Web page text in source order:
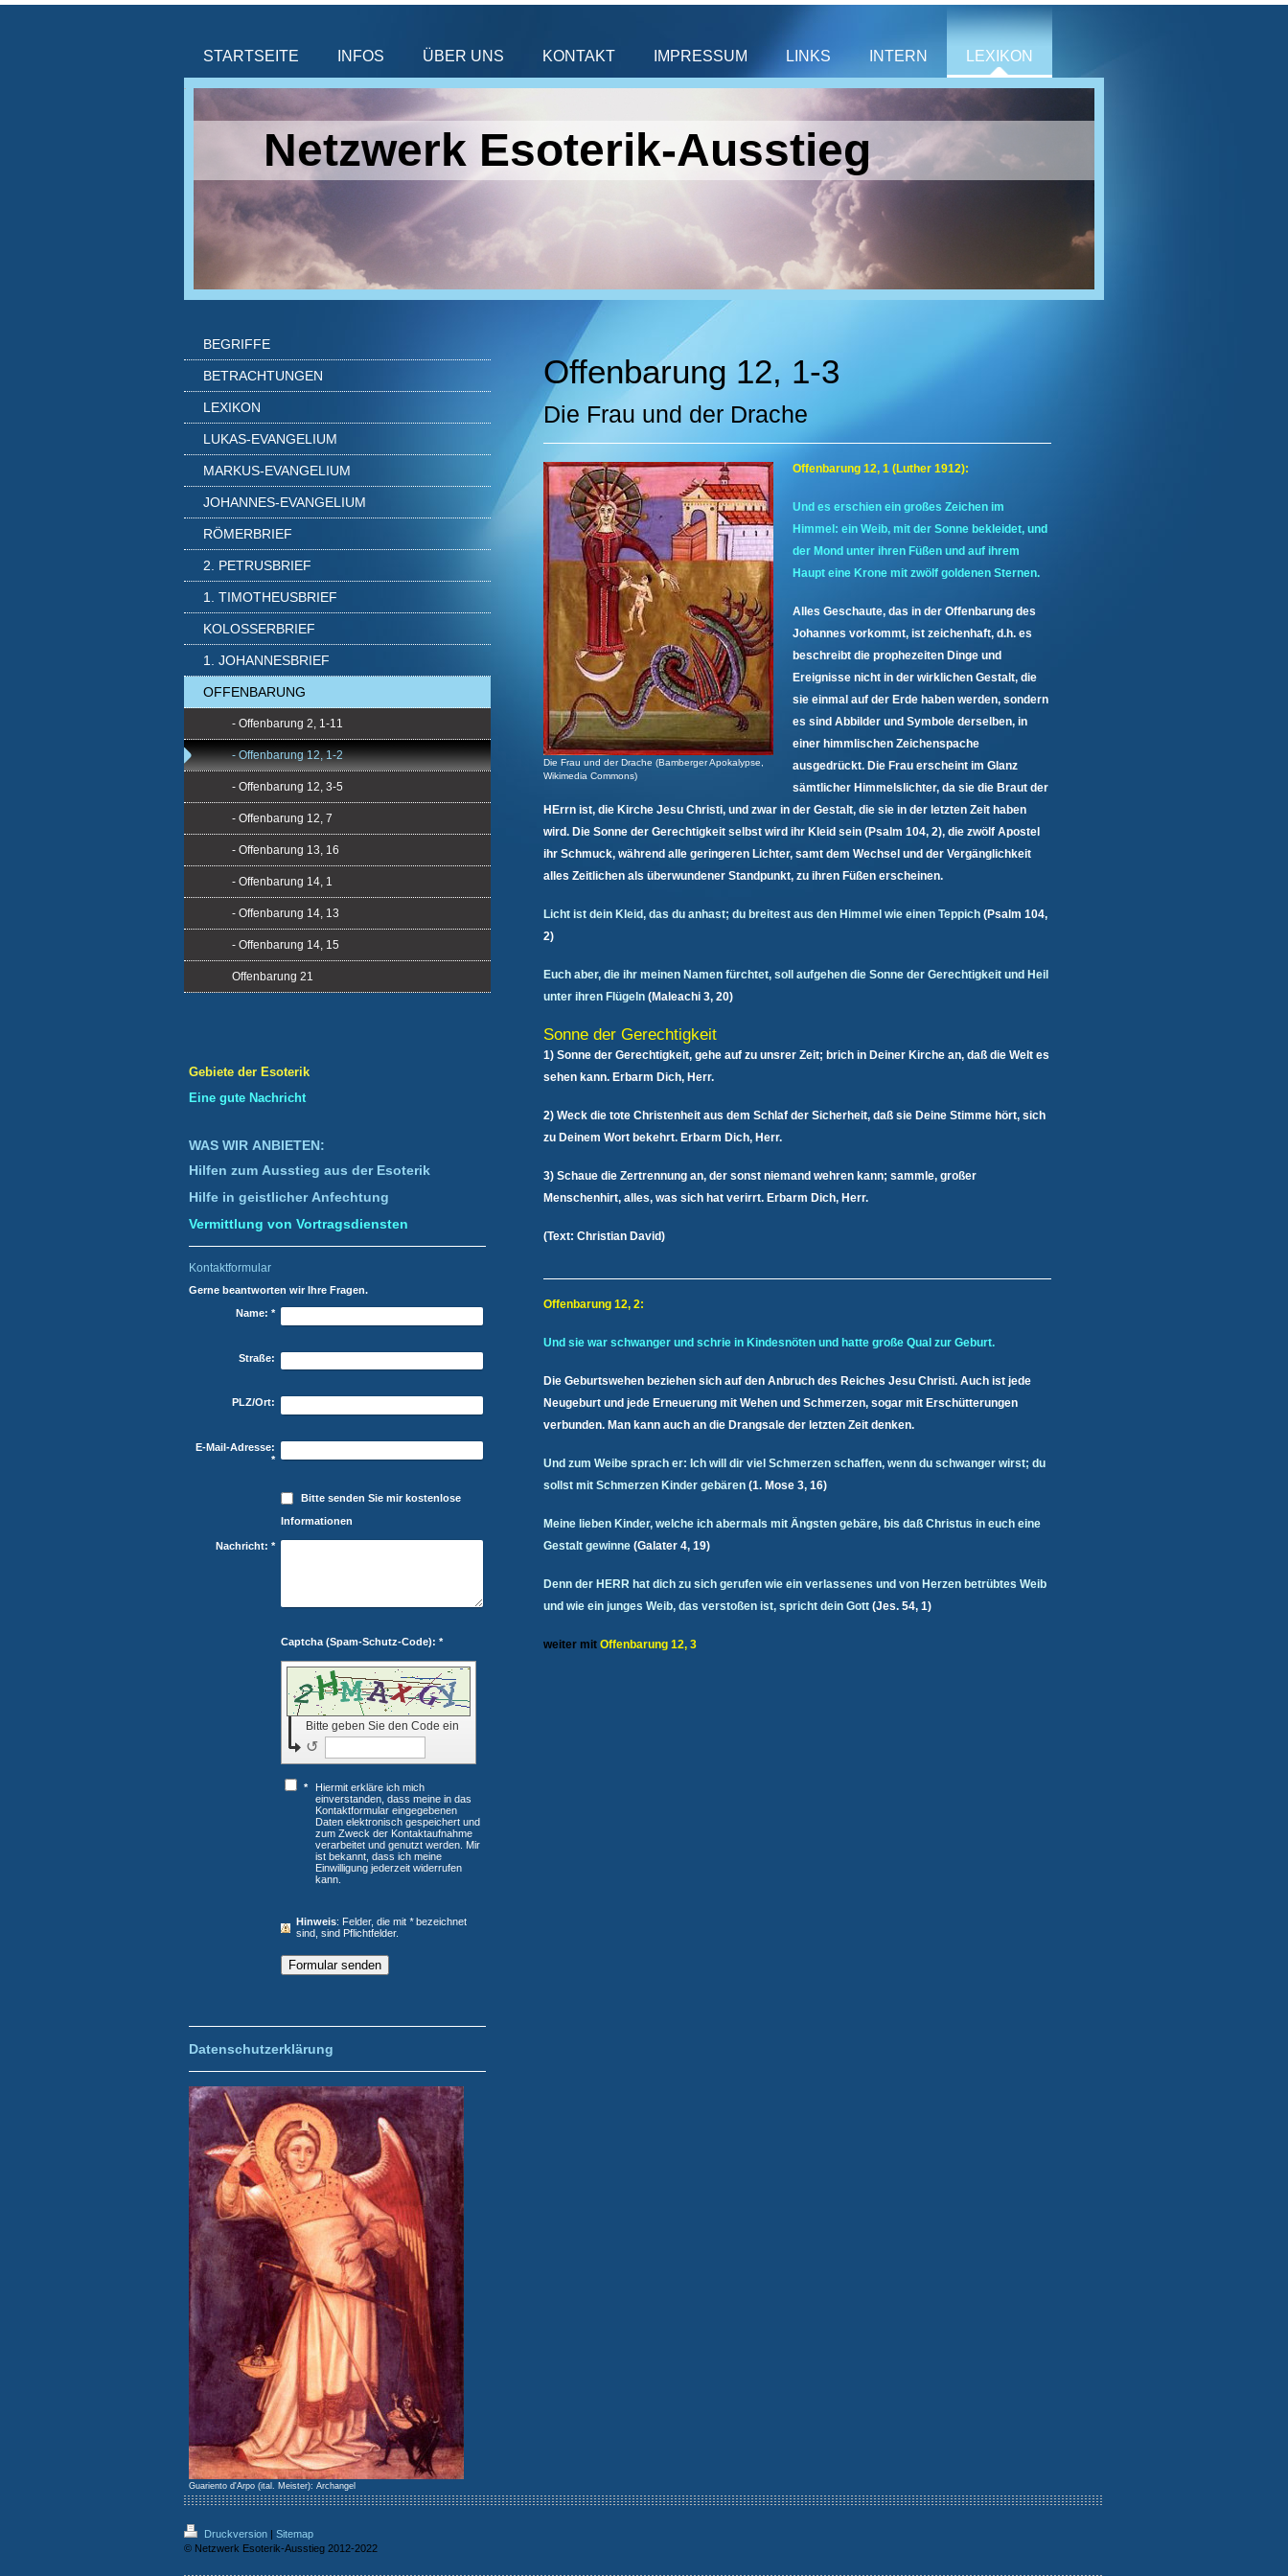
STARTSEITE INFOS ÜBER UNS KONTAKT IMPRESSUM LINKS INTERN LEXIKON
Netzwerk Esoterik-Ausstieg
Offenbarung 12, 1-3
Die Frau und der Drache
Die Frau und der Drache (Bamberger Apokalypse,
Wikimedia Commons)
Offenbarung 12, 1 (Luther 1912):
Und es erschien ein großes Zeichen im
Himmel: ein Weib, mit der Sonne bekleidet, und
der Mond unter ihren Füßen und auf ihrem
Haupt eine Krone mit zwölf goldenen Sternen.
Alles Geschaute, das in der Offenbarung des
Johannes vorkommt, ist zeichenhaft, d.h. es
beschreibt die prophezeiten Dinge und
Ereignisse nicht in der wirklichen Gestalt, die
sie einmal auf der Erde haben werden, sondern
es sind Abbilder und Symbole derselben, in
einer himmlischen Zeichenspache
ausgedrückt. Die Frau erscheint im Glanz
sämtlicher Himmelslichter, da sie die Braut der
HErrn ist, die Kirche Jesu Christi, und zwar in der Gestalt, die sie in der letzten Zeit haben
wird. Die Sonne der Gerechtigkeit selbst wird ihr Kleid sein (Psalm 104, 2), die zwölf Apostel
ihr Schmuck, während alle geringeren Lichter, samt dem Wechsel und der Vergänglichkeit
alles Zeitlichen als überwundener Standpunkt, zu ihren Füßen erscheinen.
Licht ist dein Kleid, das du anhast; du breitest aus den Himmel wie einen Teppich (Psalm 104,
2)
Euch aber, die ihr meinen Namen fürchtet, soll aufgehen die Sonne der Gerechtigkeit und Heil
unter ihren Flügeln (Maleachi 3, 20)
Sonne der Gerechtigkeit
1) Sonne der Gerechtigkeit, gehe auf zu unsrer Zeit; brich in Deiner Kirche an, daß die Welt es
sehen kann. Erbarm Dich, Herr.
2) Weck die tote Christenheit aus dem Schlaf der Sicherheit, daß sie Deine Stimme hört, sich
zu Deinem Wort bekehrt. Erbarm Dich, Herr.
3) Schaue die Zertrennung an, der sonst niemand wehren kann; sammle, großer
Menschenhirt, alles, was sich hat verirrt. Erbarm Dich, Herr.
(Text: Christian David)
Offenbarung 12, 2:
Und sie war schwanger und schrie in Kindesnöten und hatte große Qual zur Geburt.
Die Geburtswehen beziehen sich auf den Anbruch des Reiches Jesu Christi. Auch ist jede
Neugeburt und jede Erneuerung mit Wehen und Schmerzen, sogar mit Erschütterungen
verbunden. Man kann auch an die Drangsale der letzten Zeit denken.
Und zum Weibe sprach er: Ich will dir viel Schmerzen schaffen, wenn du schwanger wirst; du
sollst mit Schmerzen Kinder gebären (1. Mose 3, 16)
Meine lieben Kinder, welche ich abermals mit Ängsten gebäre, bis daß Christus in euch eine
Gestalt gewinne (Galater 4, 19)
Denn der HERR hat dich zu sich gerufen wie ein verlassenes und von Herzen betrübtes Weib
und wie ein junges Weib, das verstoßen ist, spricht dein Gott (Jes. 54, 1)
weiter mit Offenbarung 12, 3
BEGRIFFE
BETRACHTUNGEN
LEXIKON
LUKAS-EVANGELIUM
MARKUS-EVANGELIUM
JOHANNES-EVANGELIUM
RÖMERBRIEF
2. PETRUSBRIEF
1. TIMOTHEUSBRIEF
KOLOSSERBRIEF
1. JOHANNESBRIEF
OFFENBARUNG
- Offenbarung 2, 1-11
- Offenbarung 12, 1-2
- Offenbarung 12, 3-5
- Offenbarung 12, 7
- Offenbarung 13, 16
- Offenbarung 14, 1
- Offenbarung 14, 13
- Offenbarung 14, 15
Offenbarung 21
Gebiete der Esoterik
Eine gute Nachricht
WAS WIR ANBIETEN:
Hilfen zum Ausstieg aus der Esoterik
Hilfe in geistlicher Anfechtung
Vermittlung von Vortragsdiensten
Kontaktformular
Gerne beantworten wir Ihre Fragen.
Name: *
Straße:
PLZ/Ort:
E-Mail-Adresse:
*
Bitte senden Sie mir kostenlose
Informationen
Nachricht: *
Captcha (Spam-Schutz-Code): *
Bitte geben Sie den Code ein
↺
*
Hiermit erkläre ich mich
einverstanden, dass meine in das
Kontaktformular eingegebenen
Daten elektronisch gespeichert und
zum Zweck der Kontaktaufnahme
verarbeitet und genutzt werden. Mir
ist bekannt, dass ich meine
Einwilligung jederzeit widerrufen
kann.
Hinweis : Felder, die mit*bezeichnet
sind, sind Pflichtfelder.
Datenschutzerklärung
Guariento d'Arpo (ital. Meister): Archangel
Druckversion | Sitemap
© Netzwerk Esoterik-Ausstieg 2012-2022